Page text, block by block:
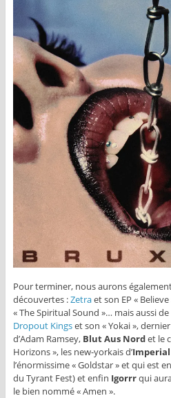
Pour terminer, nous aurons
découvertes :Zetraet son EP « Believe
« The Spiritual Sound »… mais aussi
Dropout Kingset son « Yokai »,
d’Adam Ramsey, Blut Aus Nordet le
Horizons », les new-yorkais d’
l’énormissime « Goldstar » et qui est
du Tyrant Fest) et enfin Igorrrqui
le bien nommé « Amen ».